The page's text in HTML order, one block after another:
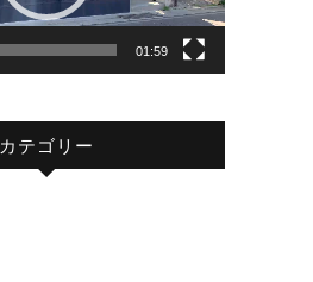
01:59
カテゴリー